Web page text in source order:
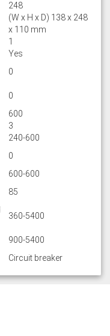
248
(W x H x D) 138 x 248
x 110 mm
1
Yes
0
0
600
3
240-600
0
600-600
85
360-5400
900-5400
Circuit breaker